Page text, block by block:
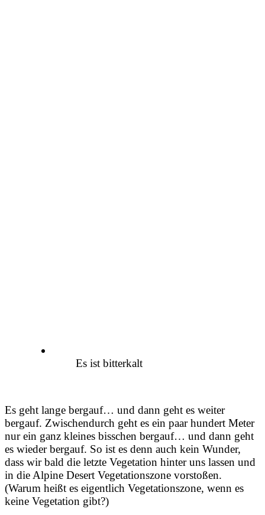
Es ist bitterkalt
Es geht lange bergauf… und dann geht es weiter
bergauf. Zwischendurch geht es ein paar hundert Meter
nur ein ganz kleines bisschen bergauf… und dann geht
es wieder bergauf. So ist es denn auch kein Wunder,
dass wir bald die letzte Vegetation hinter uns lassen und
in die Alpine Desert Vegetationszone vorstoßen.
(Warum heißt es eigentlich Vegetationszone, wenn es
keine Vegetation gibt?)